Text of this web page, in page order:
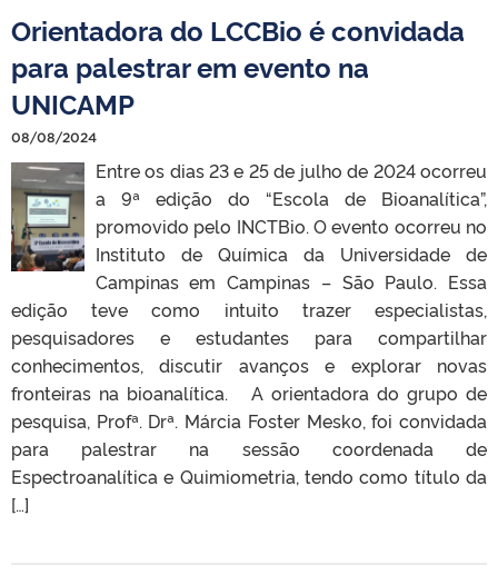
Orientadora do LCCBio é convidada
para palestrar em evento na
UNICAMP
08/08/2024
Entre os dias 23 e 25 de julho de 2024 ocorreu
a 9ª edição do “Escola de Bioanalítica”,
promovido pelo INCTBio. O evento ocorreu no
Instituto de Química da Universidade de
Campinas em Campinas – São Paulo. Essa
edição teve como intuito trazer especialistas,
pesquisadores e estudantes para compartilhar
conhecimentos, discutir avanços e explorar novas
fronteiras na bioanalítica. A orientadora do grupo de
pesquisa, Profª. Drª. Márcia Foster Mesko, foi convidada
para palestrar na sessão coordenada de
Espectroanalítica e Quimiometria, tendo como título da
[…]